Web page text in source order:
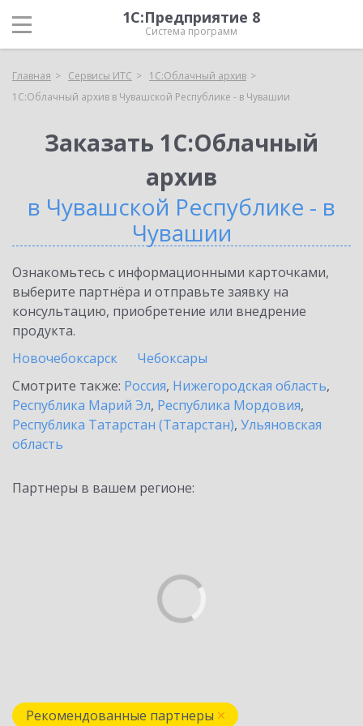
1С:Предприятие 8
Система программ
Главная Сервисы ИТС
1С:Облачный архив
1С:Облачный архив в Чувашской Республике - в Чувашии
Заказать 1С:Облачный
архив
в Чувашской Республике - в
Чувашии
Ознакомьтесь с информационными карточками,
выберите партнёра и отправьте заявку на
консультацию, приобретение или внедрение
продукта.
Новочебоксарск
Чебоксары
Смотрите также: Россия, Нижегородская область,
Республика Марий Эл, Республика Мордовия,
Республика Татарстан (Татарстан), Ульяновская
область
Партнеры в вашем регионе:
Рекомендованные партнеры